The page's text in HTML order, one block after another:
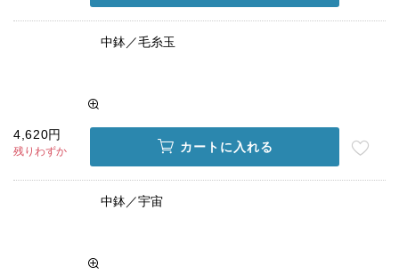
中鉢／毛糸玉
4,620円
残りわずか カートに入れる
中鉢／宇宙